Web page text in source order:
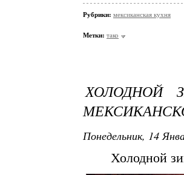
Рубрики: мексиканская кухня
Метки: тако
ХОЛОДНОЙ
Понедельник, 14
Холодной